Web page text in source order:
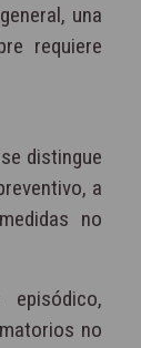
una
requiere
distingue
a
no
no